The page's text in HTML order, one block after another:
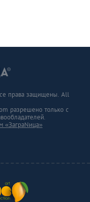
права защищены. All
разрешено только с
«ЗаграNица»